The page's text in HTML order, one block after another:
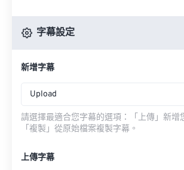
字幕設定
新增字幕
Upload
請選擇最適合您字幕的選項：「上傳」新增
「複製」從原始檔案複製字幕。
上傳字幕